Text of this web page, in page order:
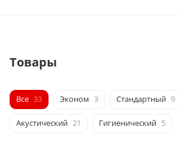
Товары
Все 33 Эконом 3 Стандартный 9
Акустический 21 Гигиенический 5